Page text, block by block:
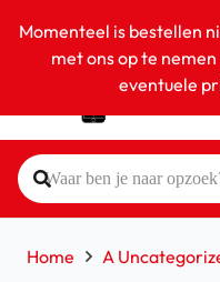
Momenteel is bestellen
met ons op te
eventuele
Home A